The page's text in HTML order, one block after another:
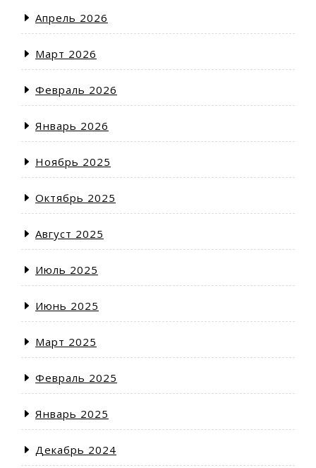
Апрель 2026
Март 2026
Февраль 2026
Январь 2026
Ноябрь 2025
Октябрь 2025
Август 2025
Июль 2025
Июнь 2025
Март 2025
Февраль 2025
Январь 2025
Декабрь 2024